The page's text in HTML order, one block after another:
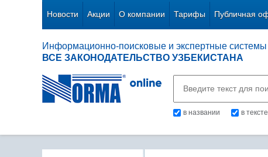
Новости Акции О компании Тарифы Публичная
Информационно-поисковые и экспертные системы
ВСЕ ЗАКОНОДАТЕЛЬСТВО УЗБЕКИСТАНА
в названии в